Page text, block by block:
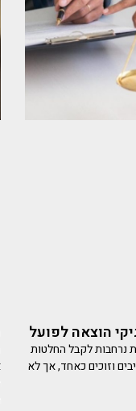
הוצאה לפועל
נרחבות לקבל החלטות
וזוכים כאחד, אך לא